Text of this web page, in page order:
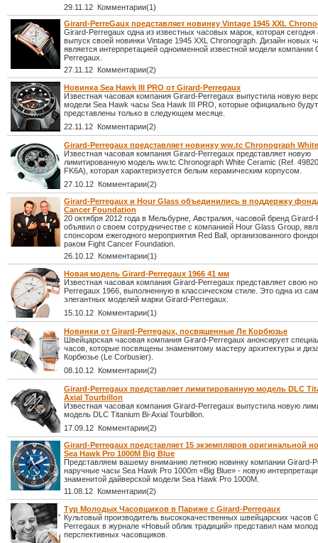
29.11.12 Комментарии(1)
Girard-PerreGaux представляет новинку Vintage 1945 XXL
Girard-Perregaux одна из известных часовых марок, которая сегодня
выпуск своей новинки Vintage 1945 XXL Chronograph. Дизайн новых
является интерпретацией одноименной известной модели компании
Perregaux.
27.11.12 Комментарии(2)
Новинка Sea Hawk III PRO от Girard-Perregaux
Известная часовая компания Girard-Perregaux выпустила новую
модели Sea Hawk часы Sea Hawk III PRO, которые официально будут
представлены только в следующем месяце.
22.11.12 Комментарии(2)
Girard-Perregaux представляет новинку ww.tc Chronograph
Известная часовая компания Girard-Perregaux представляет новую
лимитированную модель ww.tc Chronograph White Ceramic (Ref.
FK6A), которая характеризуется белым керамическим корпусом.
27.10.12 Комментарии(2)
Girard-Perregaux и Hour Glass объединились в поддержку
Cancer Foundation
20 октября 2012 года в Мельбурне, Австралия, часовой бренд
объявил о своем сотрудничестве с компанией Hour Glass Group,
спонсором ежегодного мероприятия Red Ball, организованного
раком Fight Cancer Foundation.
26.10.12 Комментарии(1)
Новая модель Girard-Perregaux 1966 41 мм
Известная часовая компания Girard-Perregaux представляет свою
Perregaux 1966, выполненную в классическом стиле. Это одна из
элегантных моделей марки Girard-Perregaux.
15.10.12 Комментарии(1)
Новинки от Girard-Perregaux, посвященные Ле Корбюзье
Швейцарская часовая компания Girard-Perregaux анонсирует
часов, которые посвящены знаменитому мастеру архитектуры и
Корбюзье (Le Corbusier).
08.10.12 Комментарии(2)
Girard-Perregaux представляет лимитированную модель DLC
Axial Tourbillon
Известная часовая компания Girard-Perregaux выпустила новую
модель DLC Titanium Bi-Axial Tourbillon.
17.09.12 Комментарии(2)
Girard-Perregaux представляет 15 экземпляров оригинальной
Sea Hawk Pro 1000M Big Blue
Представляем вашему вниманию летнюю новинку компании Girard-
наручные часы Sea Hawk Pro 1000m «Big Blue» - новую
знаменитой дайверской модели Sea Hawk Pro 1000M.
11.08.12 Комментарии(2)
Тур Молодых Часовщиков в Париже с Girard-Perregaux
Культовый производитель высококачественных швейцарских часов
Perregaux в журнале «Новый облик традиций» представил нам
перспективных часовщиков.